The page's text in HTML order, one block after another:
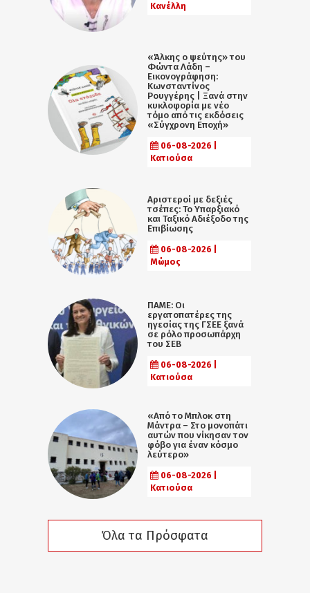
Κανέλλη
«Άλκης ο ψεύτης» του
Φώντα Λάδη –
Εικονογράφηση:
Κωνσταντίνος
Ρουγγέρης | Ξανά στην
κυκλοφορία με νέο
τόμο από τις εκδόσεις
«Σύγχρονη Εποχή»
06-08-2026 |
Κατιούσα
Αριστεροί με δεξιές
τσέπες: Το Υπαρξιακό
και Ταξικό Αδιέξοδο της
Επιβίωσης
06-08-2026 |
Μώμος
ΠΑΜΕ: Οι
εργατοπατέρες της
ηγεσίας της ΓΣΕΕ ξανά
σε ρόλο προσωπάρχη
του ΣΕΒ
06-08-2026 |
Κατιούσα
«Από το Μπλοκ στη
Μάντρα – Στο μονοπάτι
αυτών που νίκησαν τον
φόβο για έναν κόσμο
λεύτερο»
06-08-2026 |
Κατιούσα
Όλα τα Πρόσφατα